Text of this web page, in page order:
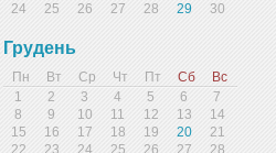
24
25 26 27 28 29 30
Грудень
Пн Вт Ср Чт Пт Сб
Вс
1
2 3 4 5 6
7
8
9 10 11 12 13
14
15
16 17 18 19 20
21
22
23 24 25 26 27
28